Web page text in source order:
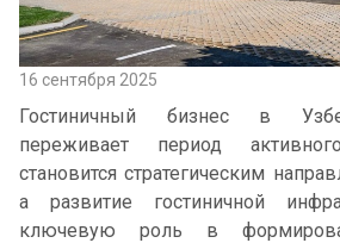
16 сентября 2025
Гостиничный бизнес в
переживает период
становится стратегическим
а развитие гостиничной
ключевую роль в